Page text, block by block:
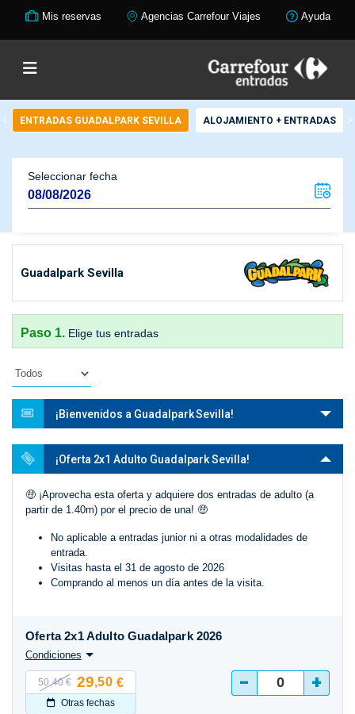
Mis reservas Agencias Carrefour Viajes Ayuda
ENTRADAS GUADALPARK SEVILLA ALOJAMIENTO + ENTRADAS
Seleccionar fecha
Guadalpark Sevilla
Paso 1. Elige tus entradas
¡Bienvenidos a Guadalpark Sevilla!
¡Oferta 2x1 Adulto Guadalpark Sevilla!
🤑 ¡Aprovecha esta oferta y adquiere dos entradas de adulto (a
partir de 1.40m) por el precio de una! 🤑
No aplicable a entradas junior ni a otras modalidades de
entrada.
Visitas hasta el 31 de agosto de 2026
Comprando al menos un día antes de la visita.
50,40 € 29,50 €
Otras fechas
Oferta 2x1 Adulto Guadalpark 2026
Condiciones
- +